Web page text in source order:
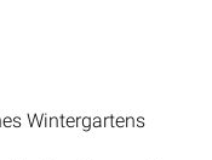
Wintergartens